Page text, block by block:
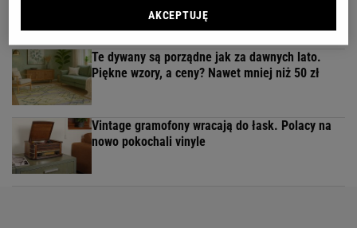
MATERIAŁ PROMOCYJNY
Te dywany są porządne jak za dawnych lato.
Piękne wzory, a ceny? Nawet mniej niż 50 zł
Vintage gramofony wracają do łask. Polacy na
nowo pokochali vinyle
AKCEPTUJĘ